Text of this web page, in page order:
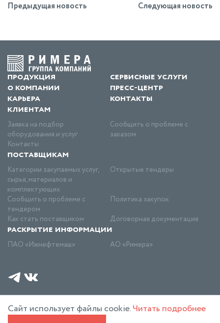
Предыдущая новость Следующая новость
продукция
сервисные услуги
о компании
пресс-центр
карьера
контакты
клиентам
Заявка на подбор
оборудования и услуг
Сообщить о проблеме с
заказом
Контакты
поставщикам
Категории закупаемых услуг,
сырья, материалов и
комплектующих
Открытые тендеры
Сообщить о проблеме с
тендером
Политика закупок
Как стать поставщиком
Договорная документация
раскрытие информации
ПАО «Ижнефтемаш» АО «Римера»
Сайт использует файлы cookie.Читать подробнее